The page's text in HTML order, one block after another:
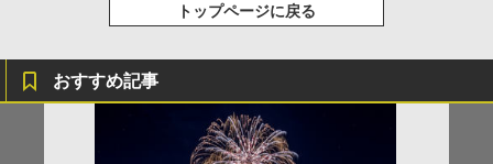
トップページに戻る
おすすめ記事